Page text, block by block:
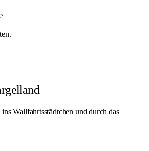
Wallfahrtsstädtchen und durch das